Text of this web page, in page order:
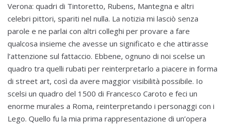
Verona: quadri di Tintoretto, Rubens, Mantegna e altri
celebri pittori, spariti nel nulla. La notizia mi lasciò senza
parole e ne parlai con altri colleghi per provare a fare
qualcosa insieme che avesse un significato e che attirasse
l’attenzione sul fattaccio. Ebbene, ognuno di noi scelse un
quadro tra quelli rubati per reinterpretarlo a piacere in forma
di street art, così da avere maggior visibilità possibile. Io
scelsi un quadro del 1500 di Francesco Caroto e feci un
enorme murales a Roma, reinterpretando i personaggi con i
Lego. Quello fu la mia prima rappresentazione di un’opera